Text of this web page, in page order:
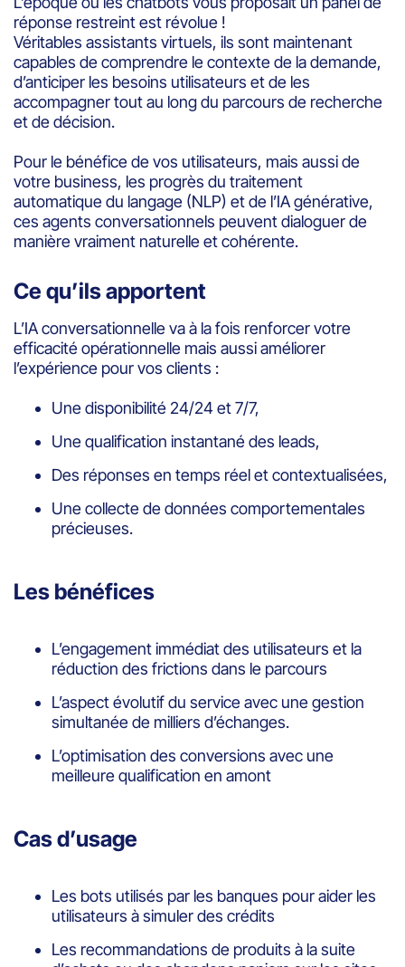
réponse restreint est révolue !
Véritables assistants virtuels, ils sont maintenant
capables de comprendre le contexte de la demande,
d’anticiper les besoins utilisateurs et de les
accompagner tout au long du parcours de recherche
et de décision.
Pour le bénéfice de vos utilisateurs, mais aussi de
votre business, les progrès du traitement
automatique du langage (NLP) et de l’IA générative,
ces agents conversationnels peuvent dialoguer de
manière vraiment naturelle et cohérente.
Ce qu’ils apportent
L’IA conversationnelle va à la fois renforcer votre
efficacité opérationnelle mais aussi améliorer
l’expérience pour vos clients :
Une disponibilité 24/24 et 7/7,
Une qualification instantané des leads,
Des réponses en temps réel et contextualisées,
Une collecte de données comportementales
précieuses.
Les bénéfices
L’engagement immédiat des utilisateurs et la
réduction des frictions dans le parcours
L’aspect évolutif du service avec une gestion
simultanée de milliers d’échanges.
L’optimisation des conversions avec une
meilleure qualification en amont
Cas d’usage
Les bots utilisés par les banques pour aider les
utilisateurs à simuler des crédits
Les recommandations de produits à la suite